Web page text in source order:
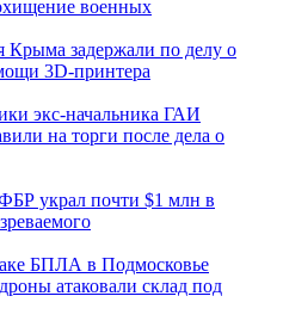
военных
Крыма задержали по делу о
3D‑принтера
экс-начальника ГАИ
на торги после дела о
украл почти $1 млн в
БПЛА в Подмосковье
атаковали склад под